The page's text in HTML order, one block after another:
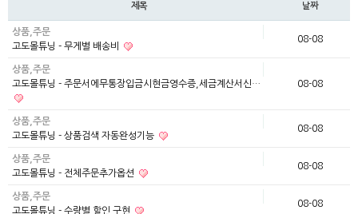
제목 날짜
상품,주문
고도몰튜닝 - 무게별 배송비
08-08
상품,주문
고도몰튜닝 - 주문서에무통장입금시현금영수증,세금계산서신…
08-08
상품,주문
고도몰튜닝 - 상품검색 자동완성기능
08-08
상품,주문
고도몰튜닝 - 전체주문추가옵션
08-08
상품,주문
고도몰튜닝 - 수량별 할인 구현
08-08